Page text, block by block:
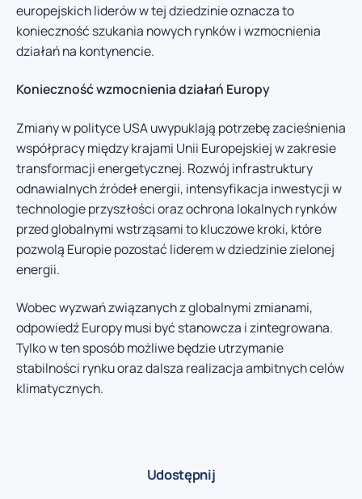
europejskich liderów w tej dziedzinie oznacza to
konieczność szukania nowych rynków i wzmocnienia
działań na kontynencie.
Konieczność wzmocnienia działań Europy
Zmiany w polityce USA uwypuklają potrzebę zacieśnienia
współpracy między krajami Unii Europejskiej w zakresie
transformacji energetycznej. Rozwój infrastruktury
odnawialnych źródeł energii, intensyfikacja inwestycji w
technologie przyszłości oraz ochrona lokalnych rynków
przed globalnymi wstrząsami to kluczowe kroki, które
pozwolą Europie pozostać liderem w dziedzinie zielonej
energii.
Wobec wyzwań związanych z globalnymi zmianami,
odpowiedź Europy musi być stanowcza i zintegrowana.
Tylko w ten sposób możliwe będzie utrzymanie
stabilności rynku oraz dalsza realizacja ambitnych celów
klimatycznych.
Udostępnij